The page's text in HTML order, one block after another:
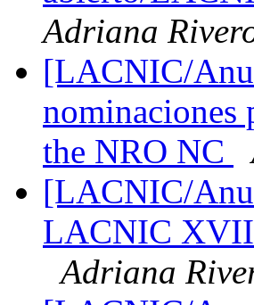
Adriana
[LACNIC/
the NRO NC
[LACNIC/
LACNIC
Adriana